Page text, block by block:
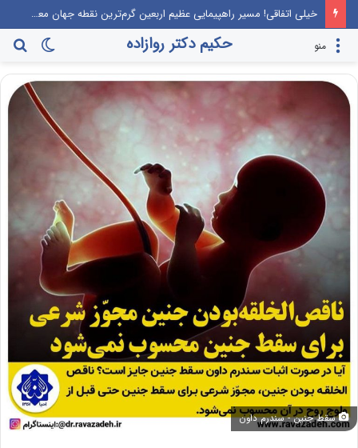
خیلی اتفاقی! مسیر راهپیمایی عظیم اربعین گرم‌ترین نقطه جهان معرفی می‌شود!
تغییر
پوسته
حکیم دکتر روازاده منو
سقط جنین - سندرم داون